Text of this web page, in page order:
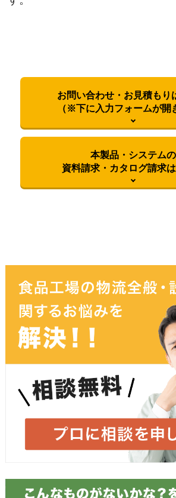
お問い合わせ・お見積もり
（※下に入力フォームが開
本製品・システムの
資料請求・カタログ請求
お名前 必須
メールアドレス 必須